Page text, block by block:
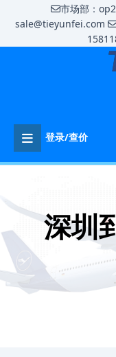
市场部：
sale@tieyunfei.com
登录/查价
深圳